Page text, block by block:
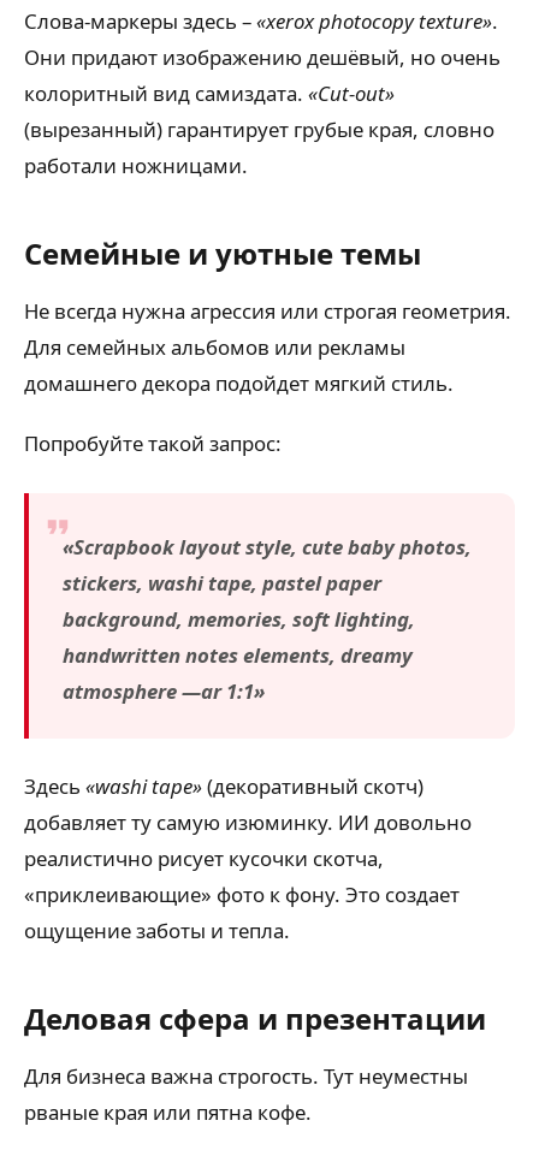
Слова-маркеры здесь –«xerox photocopy texture».
Они придают изображению дешёвый, но очень
колоритный вид самиздата. «Cut-out»
(вырезанный) гарантирует грубые края, словно
работали ножницами.
Семейные и уютные темы
Не всегда нужна агрессия или строгая геометрия.
Для семейных альбомов или рекламы
домашнего декора подойдет мягкий стиль.
Попробуйте такой запрос:
«Scrapbook layout style, cute baby photos,
stickers, washi tape, pastel paper
background, memories, soft lighting,
handwritten notes elements, dreamy
atmosphere —ar 1:1»
Здесь «washi tape»(декоративный скотч)
добавляет ту самую изюминку. ИИ довольно
реалистично рисует кусочки скотча,
«приклеивающие» фото к фону. Это создает
ощущение заботы и тепла.
Деловая сфера и презентации
Для бизнеса важна строгость. Тут неуместны
рваные края или пятна кофе.